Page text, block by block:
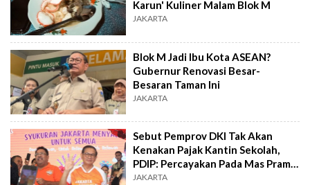
Karun' Kuliner Malam Blok M
JAKARTA
Blok M Jadi Ibu Kota ASEAN?
Gubernur Renovasi Besar-
Besaran Taman Ini
JAKARTA
Sebut Pemprov DKI Tak Akan
Kenakan Pajak Kantin Sekolah,
PDIP: Percayakan Pada Mas Pram
dan Doel
JAKARTA